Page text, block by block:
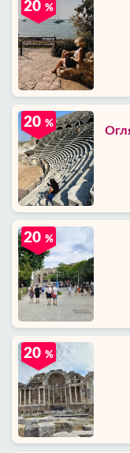
20 %
20 %
20 %
20 %